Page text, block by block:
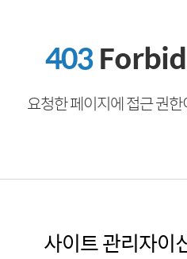
403
요청한 페이지에 접근 권
사이트 관리자이